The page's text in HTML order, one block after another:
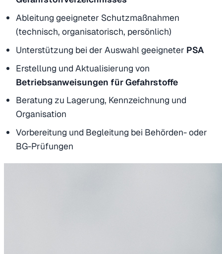
Ableitung geeigneter Schutzmaßnahmen
(technisch, organisatorisch, persönlich)
Unterstützung bei der Auswahl geeigneter PSA
Erstellung und Aktualisierung von
Betriebsanweisungen für Gefahrstoffe
Beratung zu Lagerung, Kennzeichnung und
Organisation
Vorbereitung und Begleitung bei Behörden- oder
BG-Prüfungen